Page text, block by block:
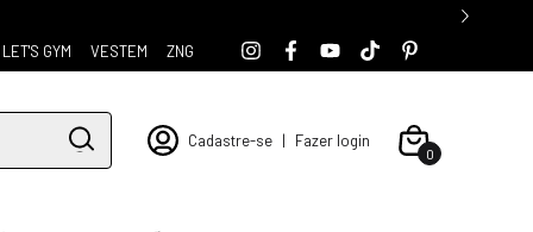
LET'S GYM VESTEM ZNG
Cadastre-se | Fazer login
0